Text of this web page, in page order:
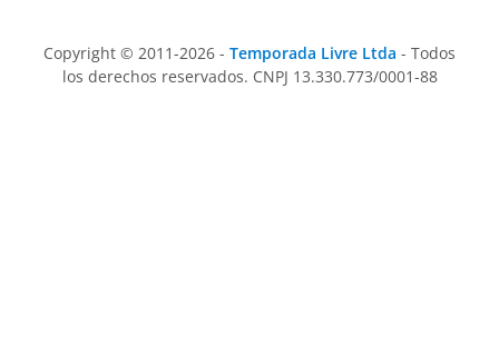
Copyright © 2011-2026 - Temporada Livre Ltda - Todos
los derechos reservados. CNPJ 13.330.773/0001-88